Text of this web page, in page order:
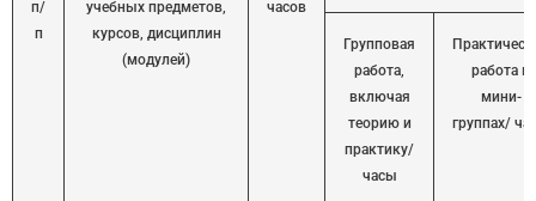
п/
п
учебных предметов,
курсов, дисциплин
(модулей)
часов
Групповая
работа,
включая
теорию и
практику/
часы
работа в
мини-
группах/